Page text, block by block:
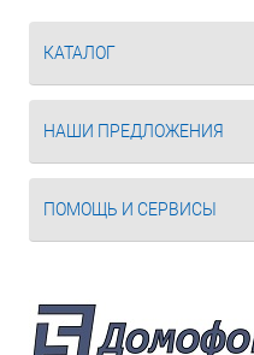
КАТАЛОГ
НАШИ ПРЕДЛОЖЕНИЯ
ПОМОЩЬ И СЕРВИСЫ